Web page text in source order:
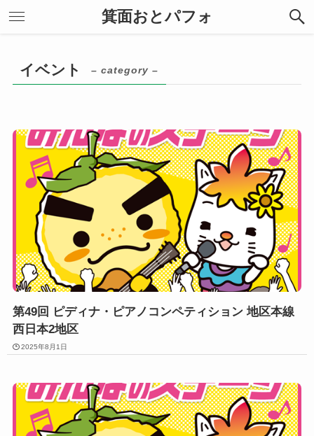
箕面おとパフォ
イベント – category –
第49回 ピディナ・ピアノコンペティション 地区本線
西日本2地区
2025年8月1日